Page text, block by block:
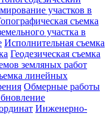
участков в
съемка
участка в
Исполнительная съемка
Геодезическая съемка
земляных работ
линейных
Обмерные работы
Инженерно-